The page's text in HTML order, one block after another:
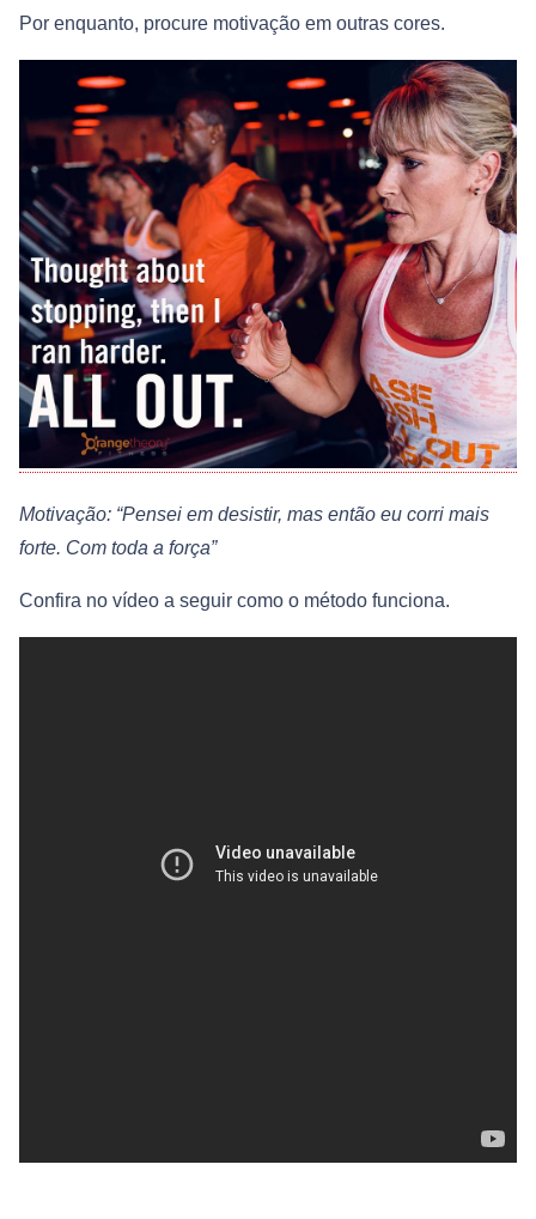
Por enquanto, procure motivação em outras cores.
Motivação: “Pensei em desistir, mas então eu corri mais
forte. Com toda a força”
Confira no vídeo a seguir como o método funciona.